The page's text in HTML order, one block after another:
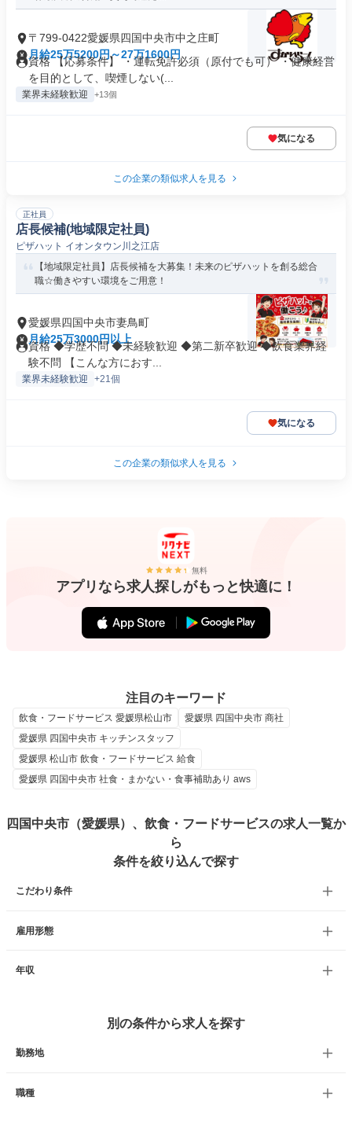
〒799-0422愛媛県四国中央市中之庄町
月給25万5200円～27万1600円
資格 【応募条件】 ・運転免許必須（原付でも可） ・健康経営
を目的として、喫煙しない(...
業界未経験歓迎 +13個
気になる
この企業の類似求人を見る
正社員
店長候補(地域限定社員)
ピザハット イオンタウン川之江店
【地域限定社員】店長候補を大募集！未来のピザハットを創る総合
職☆働きやすい環境をご用意！
愛媛県四国中央市妻鳥町
月給25万3000円以上
資格 ◆学歴不問 ◆未経験歓迎 ◆第二新卒歓迎 ◆飲食業界経
験不問 【こんな方におす...
業界未経験歓迎 +21個
気になる
この企業の類似求人を見る
無料
アプリなら求人探しがもっと快適に！
注目のキーワード
飲食・フードサービス 愛媛県松山市
愛媛県 四国中央市 商社
愛媛県 四国中央市 キッチンスタッフ
愛媛県 松山市 飲食・フードサービス 給食
愛媛県 四国中央市 社食・まかない・食事補助あり aws
四国中央市（愛媛県）、飲食・フードサービスの求人一覧か
ら
条件を絞り込んで探す
こだわり条件
雇用形態
年収
別の条件から求人を探す
勤務地
職種